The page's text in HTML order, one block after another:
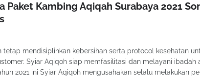
Paket Kambing Aqiqah Surabaya 2021
tetap mendisiplinkan kebersihan serta protocol kesehatan
Syiar Aqiqoh siap memfasilitasi dan melayani
2021 ini Syiar Aqiqoh mengusahakan selalu melakukan